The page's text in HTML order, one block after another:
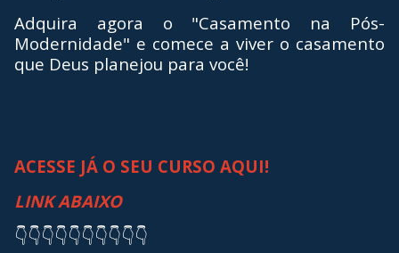
Adquira agora o "Casamento na Pós-
Modernidade" e comece a viver o casamento
que Deus planejou para você!
ACESSE JÁ O SEU CURSO AQUI!
LINK ABAIXO
👇👇👇👇👇👇👇👇👇👇